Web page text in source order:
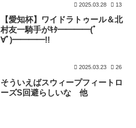
2025.03.28 13
【愛知杯】ワイドラトゥール＆北
村友一騎手がｷﾀ━━━━(ﾟ
∀ﾟ)━━━━!!
2025.03.23 26
そういえばスウィープフィートロ
ーズS回避らしいな 他